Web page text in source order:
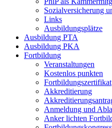
Sozialversicherung
Links
Ausbildungsplätze
Ausbildung PTA
Ausbildung PKA
Fortbildung
Veranstaltungen
Kostenlos punkten
Fortbildungszertifikat
Akkreditierung
Anmeldung und
Anker lichten